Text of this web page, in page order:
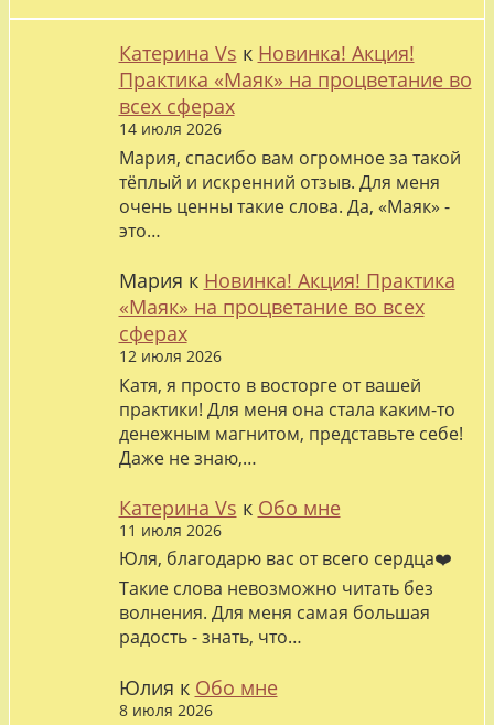
Катерина Vs к Новинка! Акция!
Практика «Маяк» на процветание во
всех сферах
14 июля 2026
Мария, спасибо вам огромное за такой
тёплый и искренний отзыв. Для меня
очень ценны такие слова. Да, «Маяк» -
это…
Мария к Новинка! Акция! Практика
«Маяк» на процветание во всех
сферах
12 июля 2026
Катя, я просто в восторге от вашей
практики! Для меня она стала каким-то
денежным магнитом, представьте себе!
Даже не знаю,…
Катерина Vs к Обо мне
11 июля 2026
Юля, благодарю вас от всего сердца❤️
Такие слова невозможно читать без
волнения. Для меня самая большая
радость - знать, что…
Юлия к Обо мне
8 июля 2026